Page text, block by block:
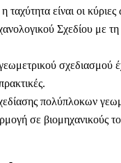
η ταχύτητα είναι οι
Σχεδίου με τη
σχεδιασμού
πολύπλοκων
σε βιομηχανικούς